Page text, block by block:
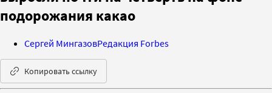
подорожания какао
Сергей МингазовРедакция Forbes
Копировать ссылку